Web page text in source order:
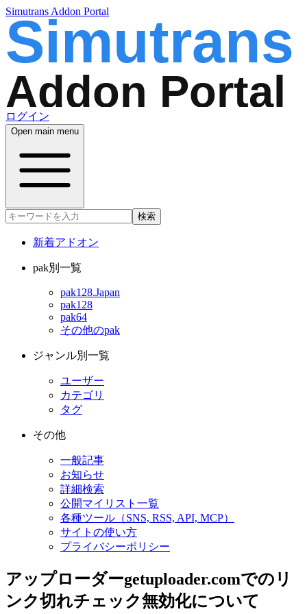
Simutrans Addon Portal
ログイン
Open main menu
検索
新着アドオン
pak別一覧
pak128.Japan
pak128
pak64
その他のpak
ジャンル別一覧
ユーザー
カテゴリ
タグ
その他
一般記事
お知らせ
詳細検索
公開マイリスト一覧
各種ツール（SNS, RSS, API, MCP）
サイトの使い方
プライバシーポリシー
アップローダーgetuploader.comでのリ
ンク切れチェック無効化について